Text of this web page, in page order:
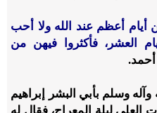
أيام أعظم عند الله ولا أحب
العشر، فأكثروا فيهن من
أحمد.
وآله وسلم بأبي البشر إبراهيم
العلى ليلة المعراج، فقال له